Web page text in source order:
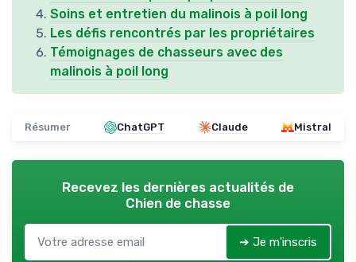
Soins et entretien du malinois à poil long
Les défis rencontrés par les propriétaires
Témoignages de chasseurs avec des
malinois à poil long
Résumer ChatGPT Claude Mistral
Recevez les dernières actualités de
Chien de chasse
➔ Je m'inscris